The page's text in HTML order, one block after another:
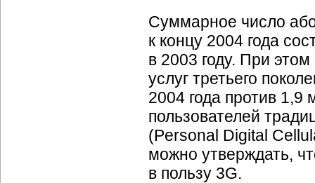
Суммарное число
к концу 2004 года
в 2003 году. При
услуг третьего
2004 года против 1,9
пользователей
(Personal Digital
можно утверждать,
в пользу 3G.